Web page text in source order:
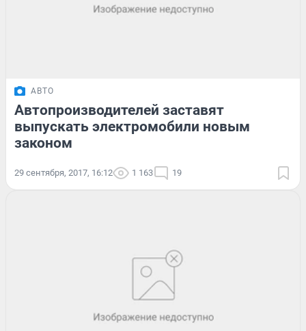
АВТО
Автопроизводителей заставят
выпускать электромобили новым
законом
29 сентября, 2017, 16:12 1 163 19